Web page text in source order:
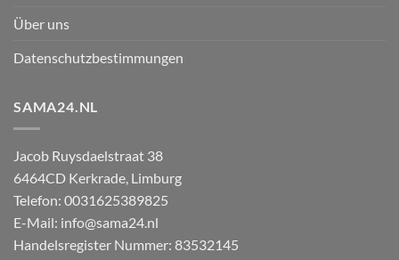
Über uns
Datenschutzbestimmungen
SAMA24.NL
Jacob Ruysdaelstraat 38
6464CD Kerkrade Limburg
Telefon: 0031625389825
E-Mail: info@sama24.nl
Handelsregister Nummer: 83532145